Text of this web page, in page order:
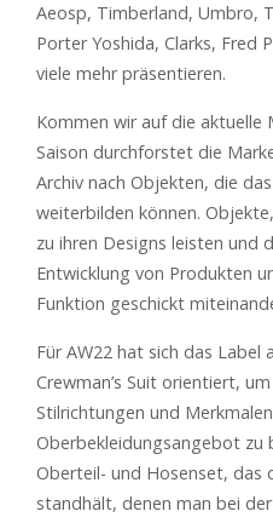
Aeosp, Timberland, Umbro,
Porter Yoshida, Clarks, Fred
viele mehr präsentieren.
Kommen wir auf die aktuelle
Saison durchforstet die
Archiv nach Objekten, die
weiterbilden können.
zu ihren Designs leisten und
Entwicklung von Produkten
Funktion geschickt
Für AW22 hat sich das Label
Crewman’s Suit orientiert,
Stilrichtungen und
Oberbekleidungsangebot zu
Oberteil- und Hosenset, das
standhält, denen man bei